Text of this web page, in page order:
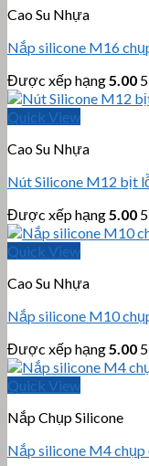
Cao Su Nhựa
Nắp silicone M16
Được xếp hạng 5.00
Quick View
Cao Su Nhựa
Nút Silicone M12 bịt
Được xếp hạng 5.00
Quick View
Cao Su Nhựa
Nắp silicone M10
Được xếp hạng 5.00
Quick View
Nắp Chụp Silicone
Nắp silicone M4 chụp